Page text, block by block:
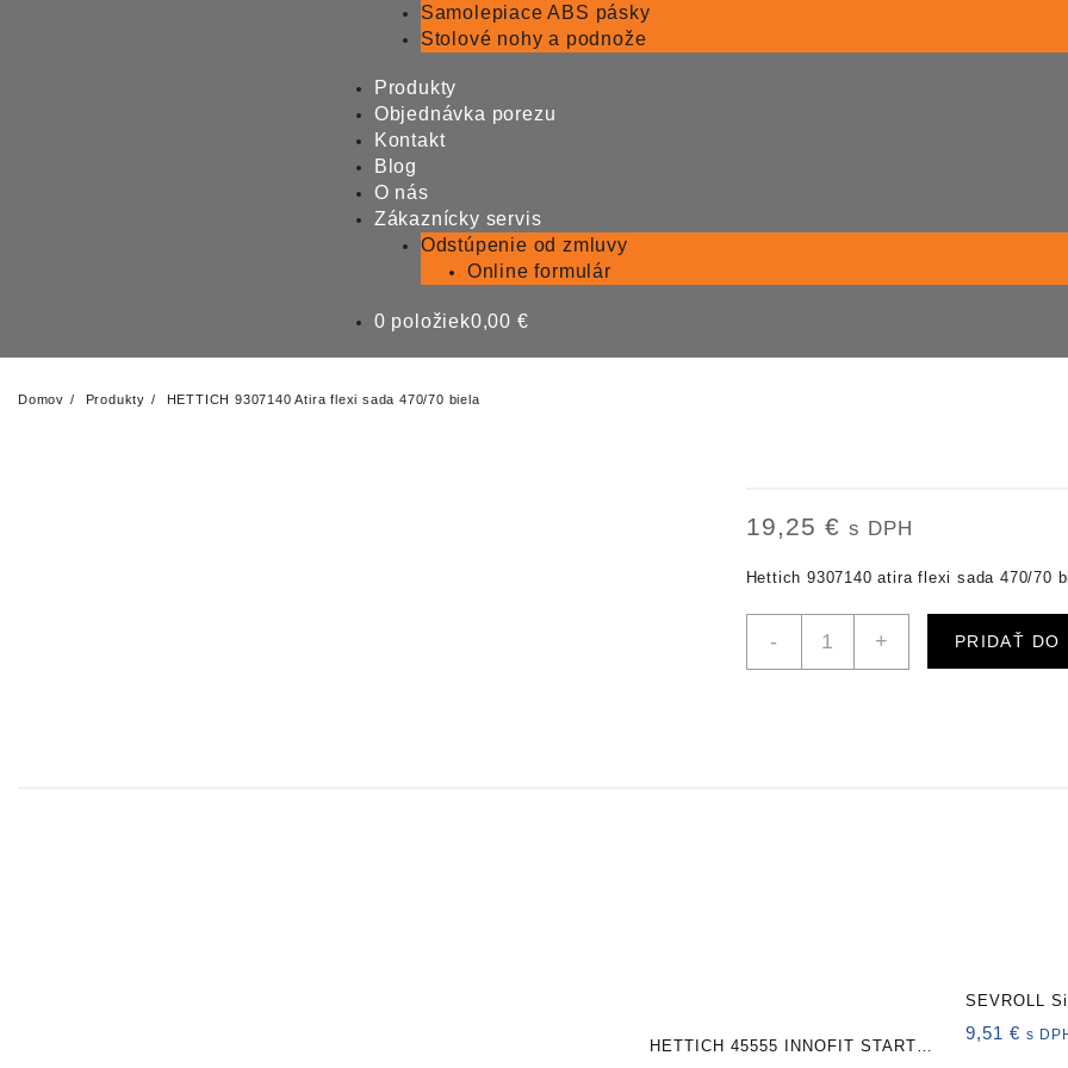
Samolepiace ABS pásky
Stolové nohy a podnože
Produkty
Objednávka porezu
Kontakt
Blog
O nás
Zákaznícky servis
Odstúpenie od zmluvy
Online formulár
0 položiek0,00 €
Domov Produkty HETTICH 9307140 Atira flexi sada 470/70 biela
19,25 € s DPH
Hettich 9307140 atira flexi sada 470/70
-
HETTICH
+ PRIDAŤ DO
HETTICH 45555 INNOFIT START
SEVROLL
prípravok
9,51 € s